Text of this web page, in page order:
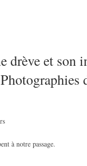
drève et son
à notre passage.